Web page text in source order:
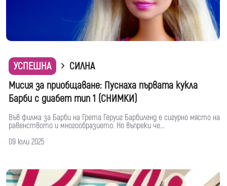
УСПЕШНА
СИЛНА
Мисия за приобщаване: Пуснаха първата кукла
Барби с диабет тип 1 (СНИМКИ)
Във филма за Барби на Грета Геруиг Барбиленд е сигурно място на
равенството и многообразието. Но въпреки че...
09 юли 2025